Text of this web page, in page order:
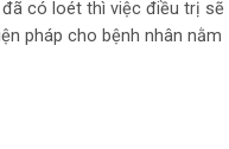
có loét thì việc điều trị sẽ
pháp cho bệnh nhân nằm